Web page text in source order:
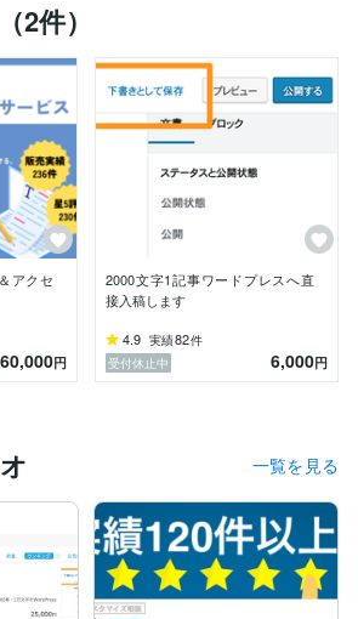
中）
件以上
キーワード：ひらがなで書くべき漢
め / 文章作成アプリ / 文章力 トレー
数
ードです。クライアントの情報は機
の関係でお教えできません。
2件）
アクセ
60,000円
2000文字1記事ワードプレスへ直
接入稿します
4.9 実績82件
受付休止中
6,000円
一覧を見る